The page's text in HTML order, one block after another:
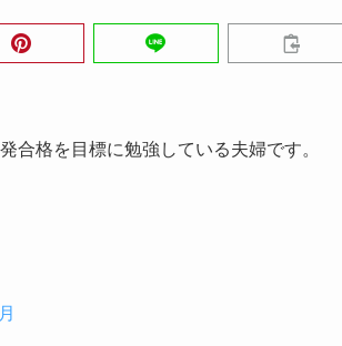
合格を目標に勉強している夫婦です。